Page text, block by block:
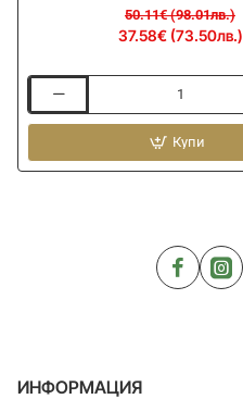
37.58€ (73.50лв.)
50.11€ (98.01лв.)
заден
SHIMANO
Купи
ИНФОРМАЦИЯ